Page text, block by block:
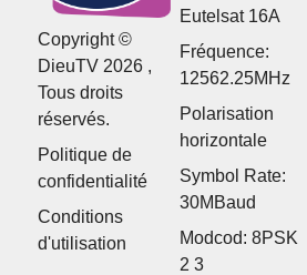
Copyright ©
DieuTV 2026 ,
Tous droits
réservés.
Politique de
confidentialité
Conditions
d'utilisation
Eutelsat 16A
Fréquence:
12562.25MHz
Polarisation
horizontale
Symbol Rate:
30MBaud
Modcod: 8PSK
2 3